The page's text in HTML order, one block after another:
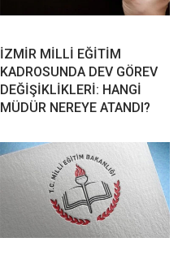
İZMİR MİLLİ EĞİTİM
KADROSUNDA DEV GÖREV
DEĞİŞİKLİKLERİ: HANGİ
MÜDÜR NEREYE ATANDI?